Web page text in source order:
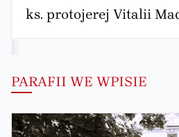
ks. protojerej Vitalii
PARAFII WE WPISIE